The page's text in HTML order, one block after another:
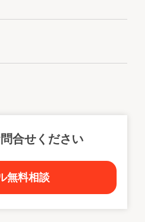
合せください
無料相談